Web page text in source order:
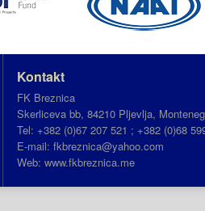
Kontakt
FK Breznica
Skerliceva bb, 84210 Pljevlja,
Tel: +382 (0)67 207 521 ; +382 (0)68
E-mail: fkbreznica@yahoo.com
Web: www.fkbreznica.me